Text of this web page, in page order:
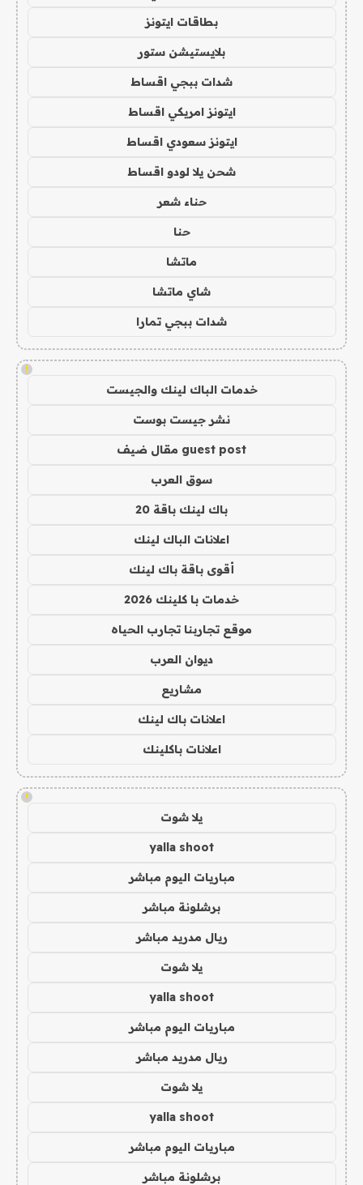
بطاقات ايتونز
بلايستيشن ستور
شدات ببجي اقساط
ايتونز امريكي اقساط
ايتونز سعودي اقساط
شحن يلا لودو اقساط
حناء شعر
حنا
ماتشا
شاي ماتشا
شدات ببجي تمارا
!
خدمات الباك لينك والجيست
نشر جيست بوست
guest post مقال ضيف
سوق العرب
باك لينك باقة 20
اعلانات الباك لينك
أقوى باقة باك لينك
خدمات با كلينك 2026
موقع تجاربنا تجارب الحياه
ديوان العرب
مشاريع
اعلانات باك لينك
اعلانات باكلينك
!
يلا شوت
yalla shoot
مباريات اليوم مباشر
برشلونة مباشر
ريال مدريد مباشر
يلا شوت
yalla shoot
مباريات اليوم مباشر
ريال مدريد مباشر
يلا شوت
yalla shoot
مباريات اليوم مباشر
برشلونة مباشر